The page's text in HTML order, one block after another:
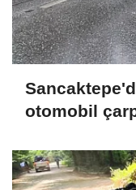
otomobil